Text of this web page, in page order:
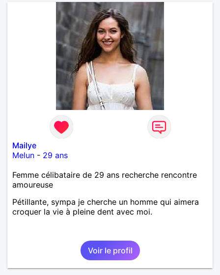
Mailye
Melun - 29 ans
Femme célibataire de 29 ans recherche rencontre
amoureuse
Pétillante, sympa je cherche un homme qui aimera
croquer la vie à pleine dent avec moi.
Voir le profil